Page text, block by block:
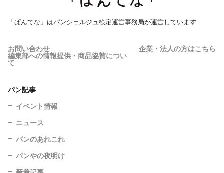
「ぱんてな」はパンシェルジュ検定運営事務局が運営しています
お問い合わせ 企業・法人の方はこちら
編集部への情報提供・商品協賛につい
て
パン記事
イベント情報
ニュース
パンのあれこれ
パンやの夜明け